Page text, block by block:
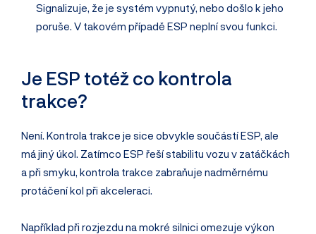
Signalizuje, že je systém vypnutý, nebo došlo k jeho
poruše. V takovém případě ESP neplní svou funkci.
Je ESP totéž co kontrola
trakce?
Není. Kontrola trakce je sice obvykle součástí ESP, ale
má jiný úkol. Zatímco ESP řeší stabilitu vozu v zatáčkách
a při smyku, kontrola trakce zabraňuje nadměrnému
protáčení kol při akceleraci.
Například při rozjezdu na mokré silnici omezuje výkon